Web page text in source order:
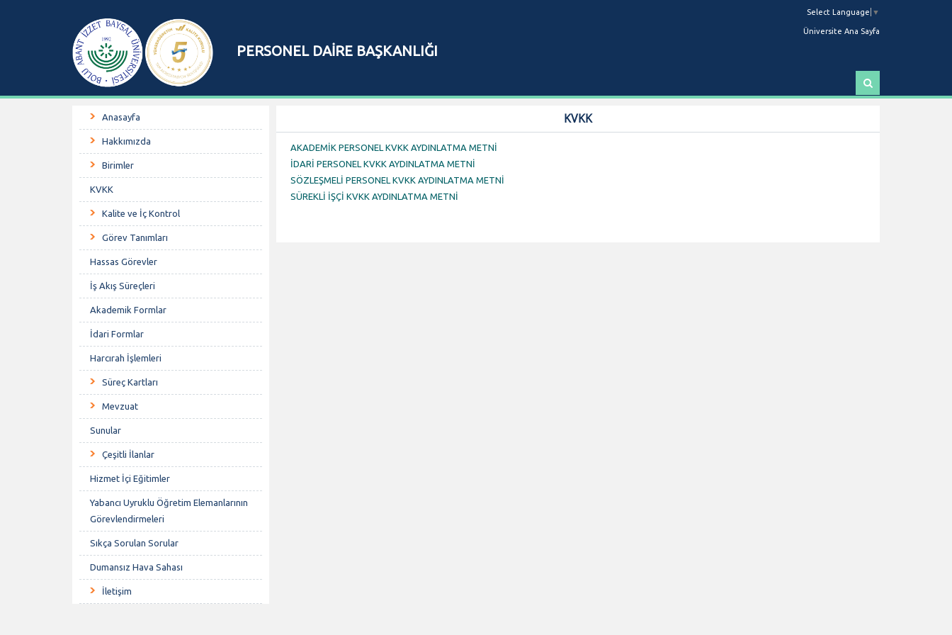
PERSONEL DAİRE BAŞKANLIĞI
Select Language ▼
Üniversite Ana Sayfa
r
Anasayfa
Hakkımızda
Birimler
KVKK
Kalite ve İç Kontrol
Görev Tanımları
Hassas Görevler
İş Akış Süreçleri
Akademik Formlar
İdari Formlar
Harcırah İşlemleri
Süreç Kartları
Mevzuat
Sunular
Çeşitli İlanlar
Hizmet İçi Eğitimler
Yabancı Uyruklu Öğretim Elemanlarının
Görevlendirmeleri
Sıkça Sorulan Sorular
Dumansız Hava Sahası
İletişim
KVKK
AKADEMİK PERSONEL KVKK AYDINLATMA METNİ
İDARİ PERSONEL KVKK AYDINLATMA METNİ
SÖZLEŞMELİ PERSONEL KVKK AYDINLATMA METNİ
SÜREKLİ İŞÇİ KVKK AYDINLATMA METNİ